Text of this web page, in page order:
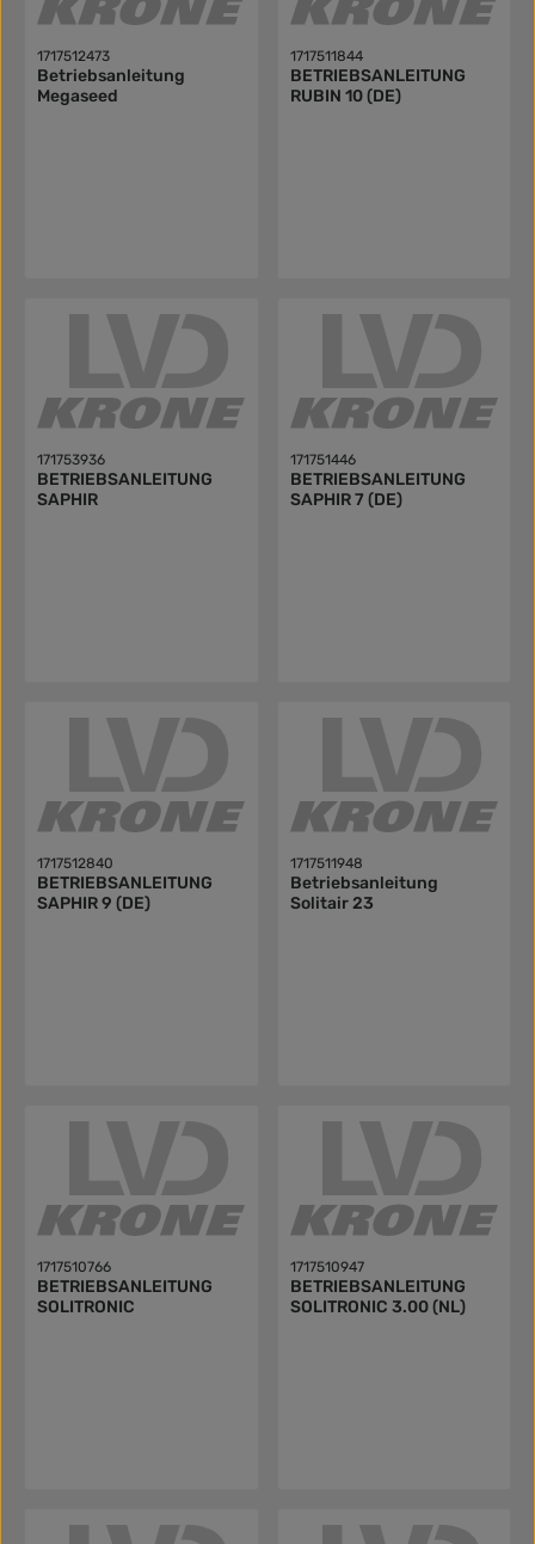
1717512473
Betriebsanleitung
Megaseed
1717511844
BETRIEBSANLEITUNG
RUBIN 10 (DE)
171753936
BETRIEBSANLEITUNG
SAPHIR
171751446
BETRIEBSANLEITUNG
SAPHIR 7 (DE)
1717512840
BETRIEBSANLEITUNG
SAPHIR 9 (DE)
1717511948
Betriebsanleitung
Solitair 23
1717510766
BETRIEBSANLEITUNG
SOLITRONIC
1717510947
BETRIEBSANLEITUNG
SOLITRONIC 3.00 (NL)